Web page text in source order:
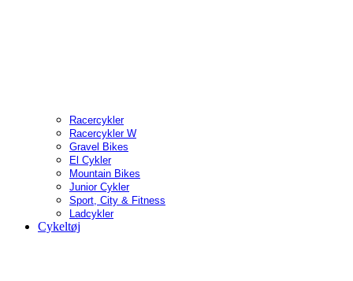
Racercykler
Racercykler W
Gravel Bikes
El Cykler
Mountain Bikes
Junior Cykler
Sport, City & Fitness
Ladcykler
Cykeltøj